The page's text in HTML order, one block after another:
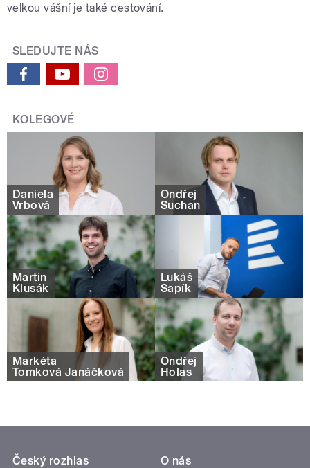
velkou vášní je také cestování.
SLEDUJTE NÁS
KOLEGOVÉ
Daniela
Vrbová
Ondřej
Suchan
Martin
Klusák
Lukáš
Sapík
Markéta
Tomková Janáčková
Ondřej
Holas
Český rozhlas
O nás